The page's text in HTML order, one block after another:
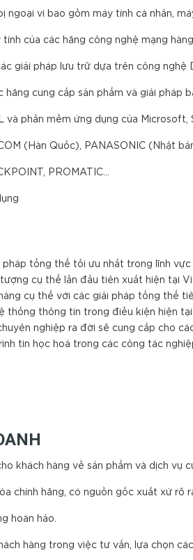
ngoại vi bao gồm máy tính cá nhân,
của các hãng công nghệ mạng
giải pháp lưu trữ dựa trên công nghệ
hãng cung cấp sản phẩm và giải pháp
và phần mềm ứng dụng của Microsoft,
(Hàn Quốc), PANASONIC (Nhật
PROMATIC...
tổng thể tối ưu nhất trong lĩnh
cụ thể lần đầu tiên xuất hiện tại
cụ thể với các giải pháp tổng thể
thống thông tin trong điều kiện hiện
nghiệp ra đời sẽ cung cấp cho
tin học hoá trong các công tác
khách hàng về sản phẩm và dịch vụ
chính hãng, có nguồn gốc xuất xứ rõ
hoàn hảo.
hàng trong việc tư vấn, lựa chọn các